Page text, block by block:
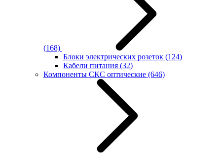
(168)
Блоки электрических розеток (124)
Кабели питания (32)
Компоненты СКС оптические (646)